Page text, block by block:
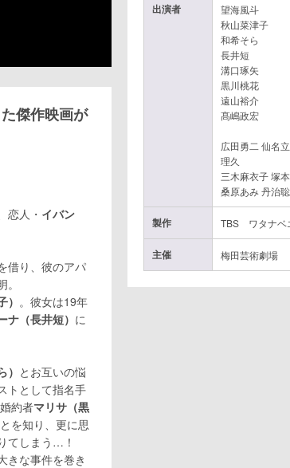
傑作映画が
恋人・ イバン
借り、彼のアパ
。彼女は19年
ナ（長井短） に
とお互いの悩
トとして指名手
約者マリサ（黒
を知り、更に思
てしまう…！
きな事件を巻き
出演者
望海風斗
秋山菜津子
和希そら
長井短
溝口琢矢
黒川桃花
遠山裕介
髙嶋政宏
広田勇二 仙名
理久
三木麻衣子 塚
桑原あみ 丹治
製作 TBS ワタナベ
主催 梅田芸術劇場